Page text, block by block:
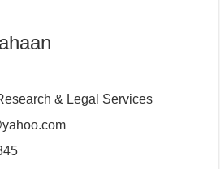
& Legal Services